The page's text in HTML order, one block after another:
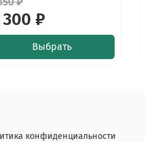
₽
Выбрать
конфиденциальности